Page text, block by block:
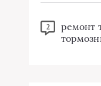
2
ремонт